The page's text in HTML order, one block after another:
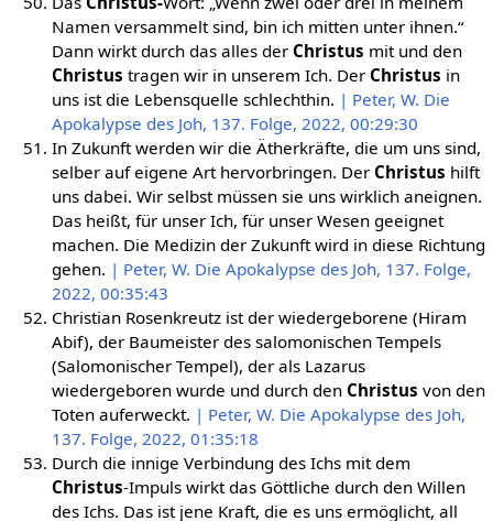
Namen versammelt sind, bin ich mitten unter ihnen.“
Dann wirkt durch das alles der Christus mit und den
Christus tragen wir in unserem Ich. Der Christus in
uns ist die Lebensquelle schlechthin. | Peter, W. Die
Apokalypse des Joh, 137. Folge, 2022, 00:29:30
In Zukunft werden wir die Ätherkräfte, die um uns sind,
selber auf eigene Art hervorbringen. Der Christus hilft
uns dabei. Wir selbst müssen sie uns wirklich aneignen.
Das heißt, für unser Ich, für unser Wesen geeignet
machen. Die Medizin der Zukunft wird in diese Richtung
gehen. | Peter, W. Die Apokalypse des Joh, 137. Folge,
2022, 00:35:43
Christian Rosenkreutz ist der wiedergeborene (Hiram
Abif), der Baumeister des salomonischen Tempels
(Salomonischer Tempel), der als Lazarus
wiedergeboren wurde und durch den Christus von den
Toten auferweckt. | Peter, W. Die Apokalypse des Joh,
137. Folge, 2022, 01:35:18
Durch die innige Verbindung des Ichs mit dem
Christus-Impuls wirkt das Göttliche durch den Willen
des Ichs. Das ist jene Kraft, die es uns ermöglicht, all